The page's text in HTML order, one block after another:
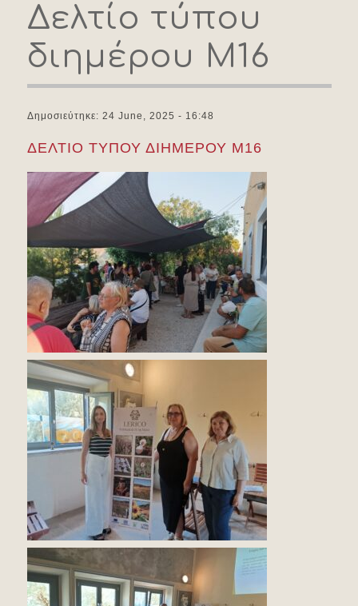
Δελτίο τύπου
διημέρου Μ16
Δημοσιεύτηκε: 24 June, 2025 - 16:48
ΔΕΛΤΙΟ ΤΥΠΟΥ ΔΙΗΜΕΡΟΥ Μ16